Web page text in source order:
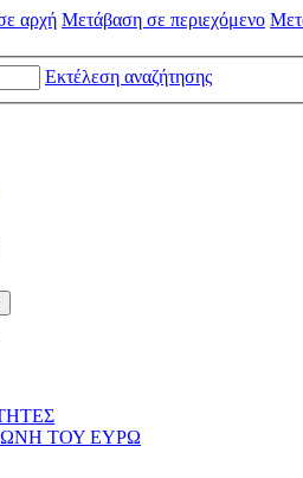
αρχή Μετάβαση σε περιεχόμενο
Εκτέλεση αναζήτησης
ΤΟΥ ΕΥΡΩ